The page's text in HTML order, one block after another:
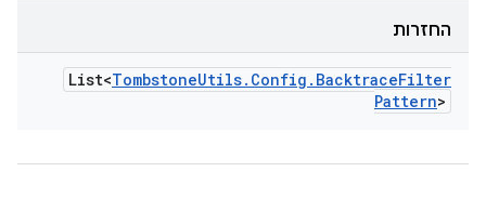
החזרות
List<TombstoneUtils. Config . BacktraceFilter
Pattern>